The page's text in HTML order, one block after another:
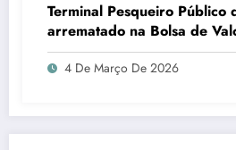
Terminal Pesqueiro Público
arrematado na Bolsa de
Paulo
4 De Março De 2026